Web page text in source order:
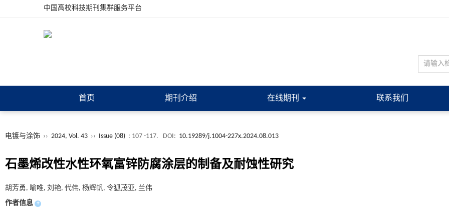
中国高校科技期刊集群服务平台
首页 期刊介绍 在线期刊 联系我们
电镀与涂饰 ›› 2024, Vol. 43 ›› Issue (08) : 107 -117. DOI: 10.19289/j.1004-227x.2024.08.013
石墨烯改性水性环氧富锌防腐涂层的制备及耐蚀性研究
胡芳勇, 喻唯, 刘艳, 代伟, 杨辉帆, 令狐茂亚, 兰伟
作者信息 +